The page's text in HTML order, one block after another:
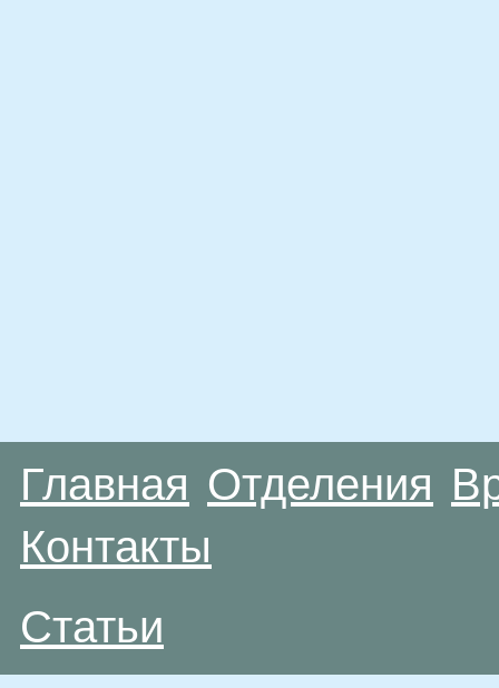
Главная Отделения
Контакты
Статьи